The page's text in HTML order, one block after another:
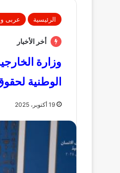
الرئيسية عربى
أخر الأخبار
وزارة
الوطنية
19 أكتوبر، 2025